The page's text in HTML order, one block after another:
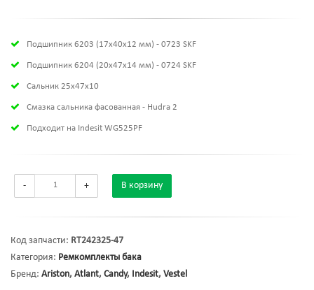
Подшипник 6203 (17х40х12 мм) - 0723 SKF
Подшипник 6204 (20х47х14 мм) - 0724 SKF
Сальник 25x47x10
Смазка сальника фасованная - Hudra 2
Подходит на Indesit WG525PF
- + В корзину
Код запчасти: RT242325-47
Категория: Ремкомплекты бака
Бренд: Ariston, Atlant, Candy, Indesit, Vestel